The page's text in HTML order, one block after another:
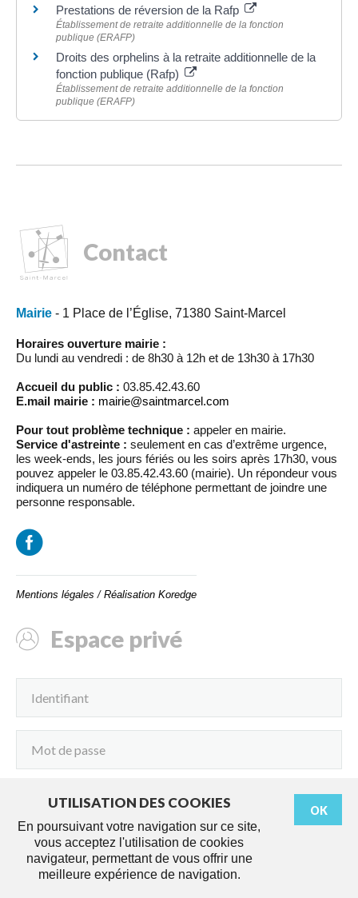
Prestations de réversion de la Rafp
Établissement de retraite additionnelle de la fonction
publique (ERAFP)
Droits des orphelins à la retraite additionnelle de la
fonction publique (Rafp)
Établissement de retraite additionnelle de la fonction
publique (ERAFP)
Contact
Mairie - 1 Place de l’Église, 71380 Saint-Marcel
Horaires ouverture mairie :
Du lundi au vendredi : de 8h30 à 12h et de 13h30 à 17h30
Accueil du public : 03.85.42.43.60
E.mail mairie : mairie@saintmarcel.com
Pour tout problème technique : appeler en mairie.
Service d'astreinte : seulement en cas d’extrême urgence,
les week-ends, les jours fériés ou les soirs après 17h30, vous
pouvez appeler le 03.85.42.43.60 (mairie). Un répondeur vous
indiquera un numéro de téléphone permettant de joindre une
personne responsable.
Mentions légales / Réalisation Koredge
Espace privé
OK
UTILISATION DES COOKIES
En poursuivant votre navigation sur ce site,
vous acceptez l'utilisation de cookies
navigateur, permettant de vous offrir une
meilleure expérience de navigation.